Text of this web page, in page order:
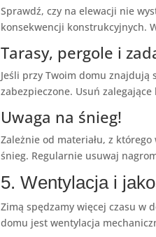
Sprawdź, czy na elewacji nie
konsekwencji konstrukcyjnych.
Tarasy, pergole i
Jeśli przy Twoim domu znajdują
zabezpieczone. Usuń
Uwaga na śnieg!
Zależnie od materiału, z
śnieg. Regularnie usuwaj
5. Wentylacja i
Zimą spędzamy więcej czasu w
domu jest wentylacja